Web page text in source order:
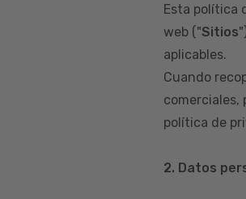
Esta política
web ("Sitios
aplicables.
Cuando
comerciales,
política de
2. Datos